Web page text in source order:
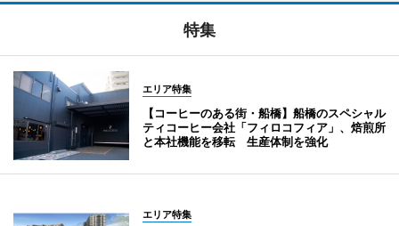
特集
エリア特集
【コーヒーのある街・船橋】船橋のスペシャル
ティコーヒー会社「フィロコフィア」、焙煎所
と本社機能を移転 生産体制を強化
エリア特集